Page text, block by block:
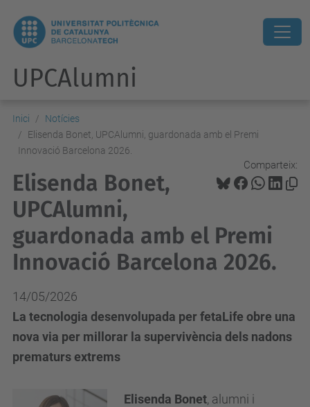
UPCAlumni
Inici
Notícies
Elisenda Bonet, UPCAlumni, guardonada amb el Premi
Innovació Barcelona 2026.
Comparteix:
Elisenda Bonet,
UPCAlumni,
guardonada amb el Premi
Innovació Barcelona 2026.
14/05/2026
La tecnologia desenvolupada per fetaLife obre una
nova via per millorar la supervivència dels nadons
prematurs extrems
Elisenda Bonet, alumni i